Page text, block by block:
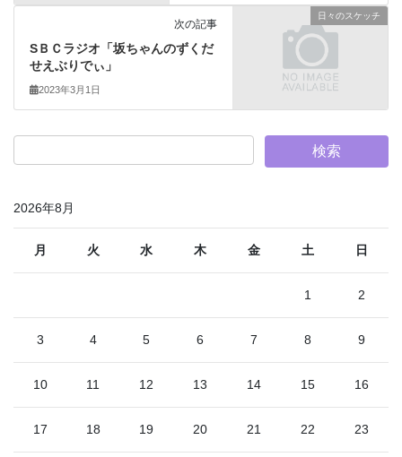
日々のスケッチ
次の記事
SＢＣラジオ「坂ちゃんのずくだ
せえぶりでぃ」
2023年3月1日
2026年8月
月 火 水 木 金 土 日
1 2
3 4 5 6 7 8 9
10 11 12 13 14 15 16
17 18 19 20 21 22 23